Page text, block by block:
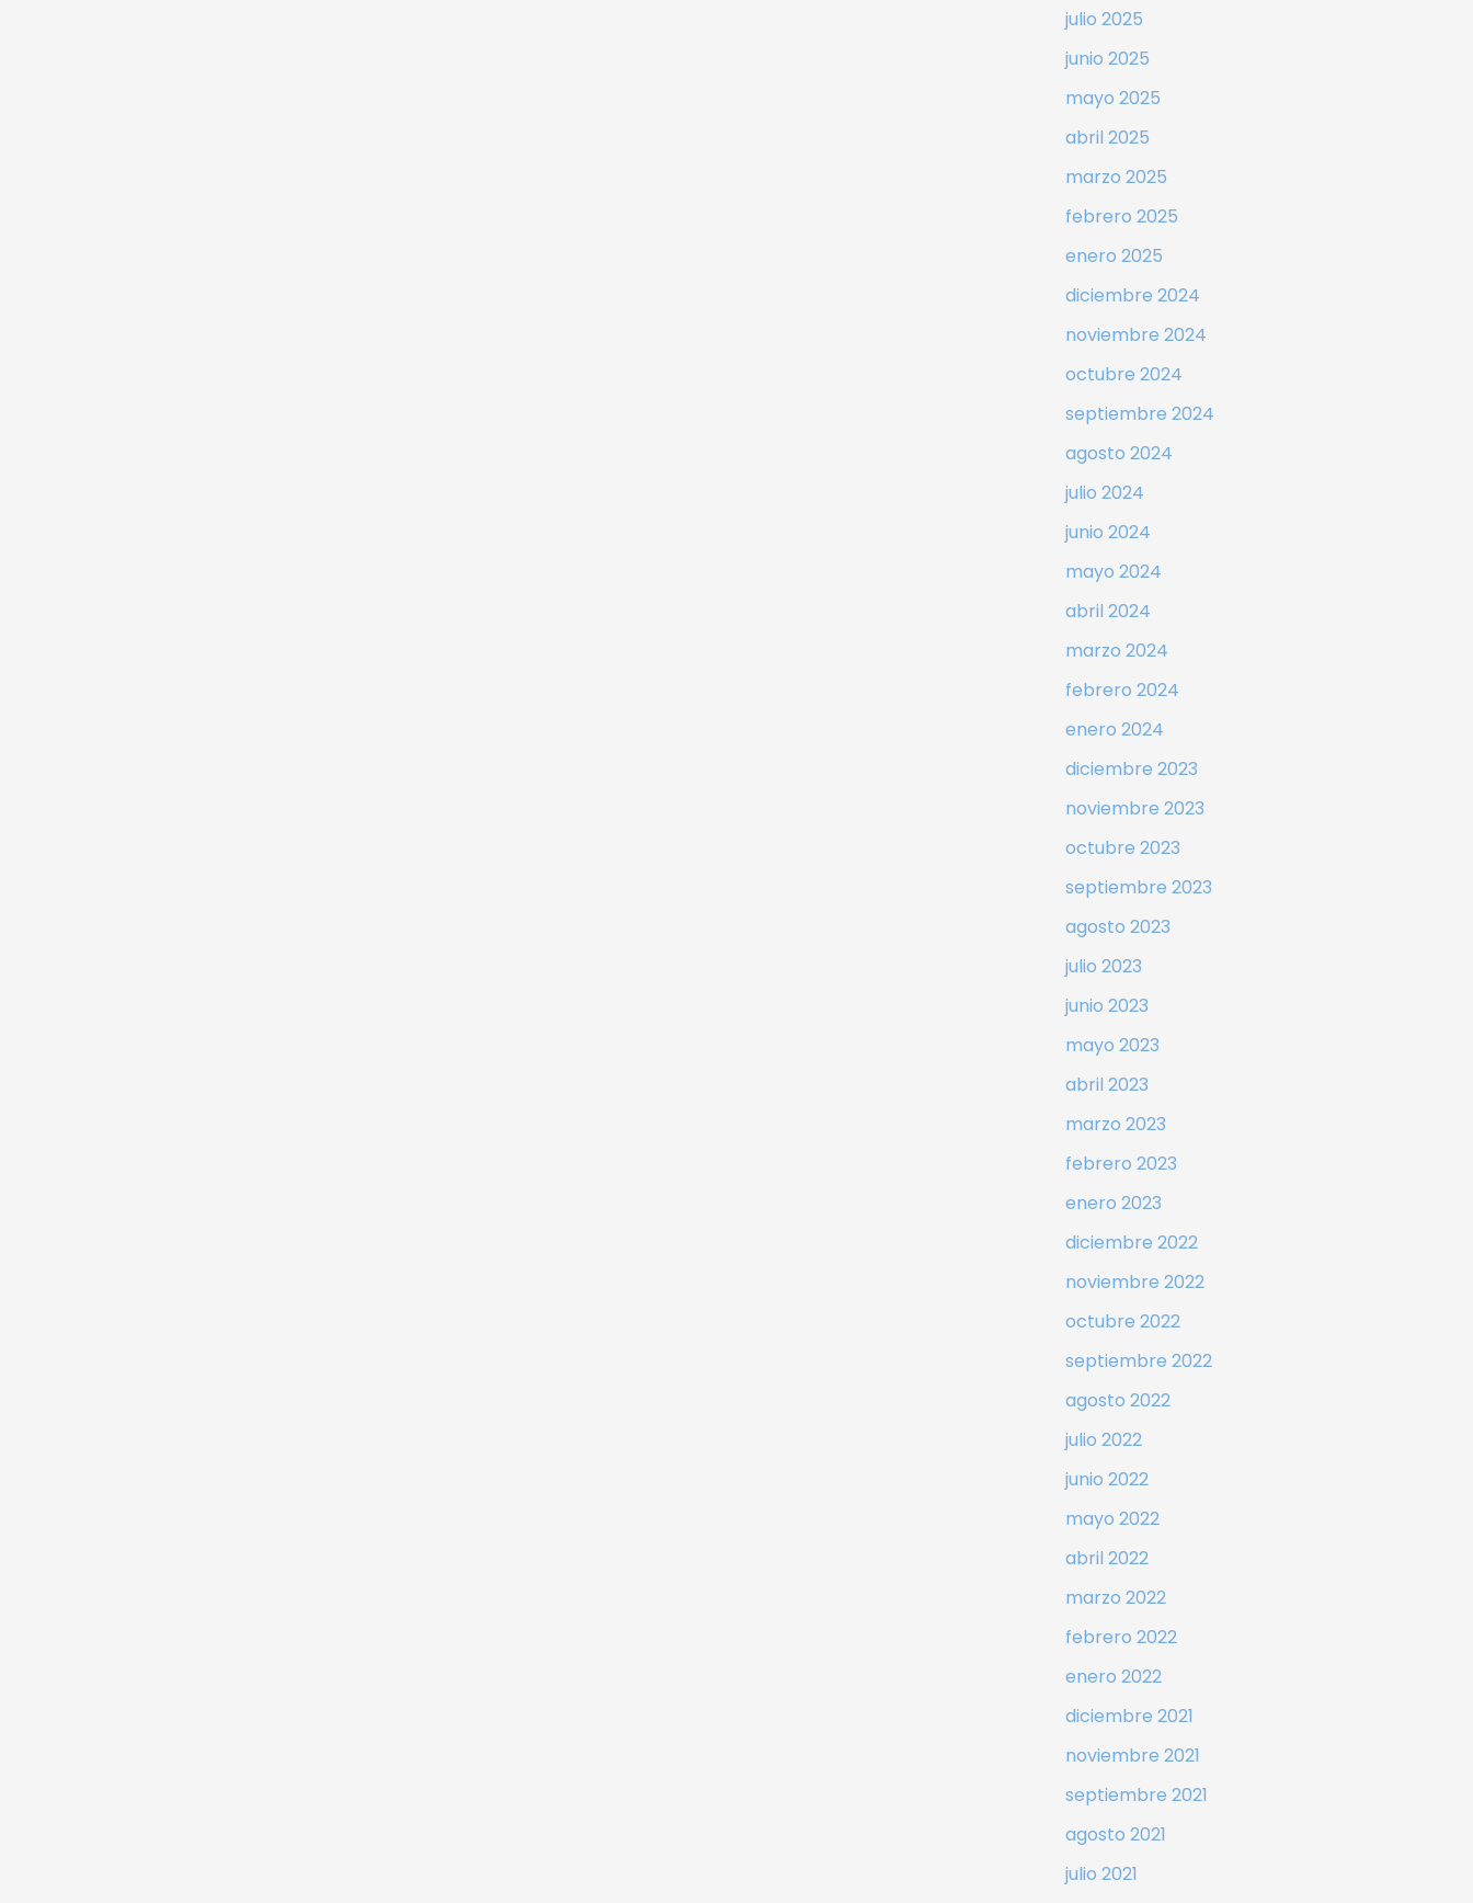
julio 2025
junio 2025
mayo 2025
abril 2025
marzo 2025
febrero 2025
enero 2025
diciembre 2024
noviembre 2024
octubre 2024
septiembre 2024
agosto 2024
julio 2024
junio 2024
mayo 2024
abril 2024
marzo 2024
febrero 2024
enero 2024
diciembre 2023
noviembre 2023
octubre 2023
septiembre 2023
agosto 2023
julio 2023
junio 2023
mayo 2023
abril 2023
marzo 2023
febrero 2023
enero 2023
diciembre 2022
noviembre 2022
octubre 2022
septiembre 2022
agosto 2022
julio 2022
junio 2022
mayo 2022
abril 2022
marzo 2022
febrero 2022
enero 2022
diciembre 2021
noviembre 2021
septiembre 2021
agosto 2021
julio 2021